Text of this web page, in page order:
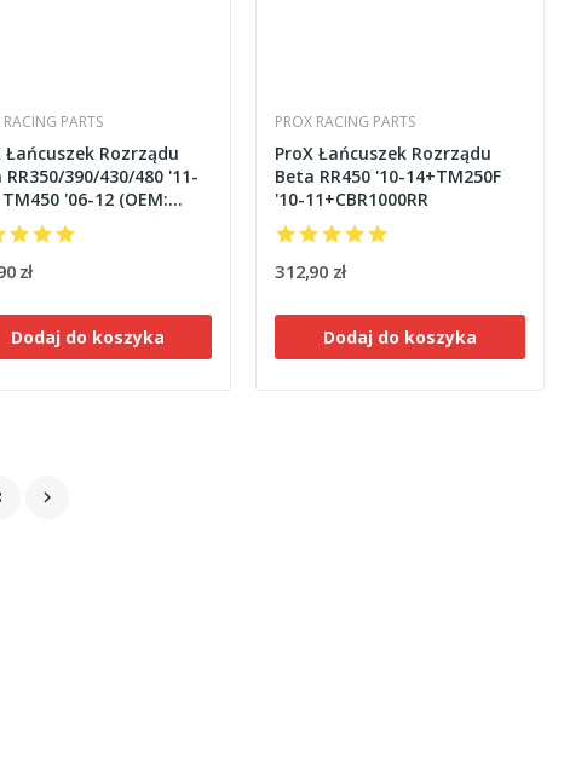
RACING PARTS
Łańcuszek Rozrządu
RR350/390/430/480 '11-
'06-12 (OEM:
MCJ-003)
zł
Dodaj do koszyka
PROX RACING PARTS
ProX Łańcuszek Rozrządu
Beta RR450 '10-14+TM250F
'10-11+CBR1000RR
312,90 zł
Dodaj do koszyka
